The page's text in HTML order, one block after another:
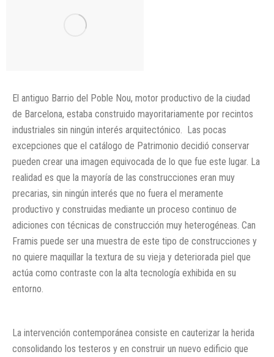
El antiguo Barrio del Poble Nou, motor productivo de la ciudad
de Barcelona, estaba construido mayoritariamente por recintos
industriales sin ningún interés arquitectónico. Las pocas
excepciones que el catálogo de Patrimonio decidió conservar
pueden crear una imagen equivocada de lo que fue este lugar. La
realidad es que la mayoría de las construcciones eran muy
precarias, sin ningún interés que no fuera el meramente
productivo y construidas mediante un proceso continuo de
adiciones con técnicas de construcción muy heterogéneas. Can
Framis puede ser una muestra de este tipo de construcciones y
no quiere maquillar la textura de su vieja y deteriorada piel que
actúa como contraste con la alta tecnología exhibida en su
entorno.
La intervención contemporánea consiste en cauterizar la herida
consolidando los testeros y en construir un nuevo edificio que